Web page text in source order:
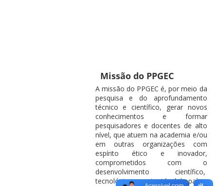
Missão do PPGEC
A missão do PPGEC é, por meio da
pesquisa e do aprofundamento
técnico e científico, gerar novos
conhecimentos e formar
pesquisadores e docentes de alto
nível, que atuem na academia e/ou
em outras organizações com
espírito ético e inovador,
comprometidos com o
desenvolvimento científico,
tecnológico e sustentável do país.